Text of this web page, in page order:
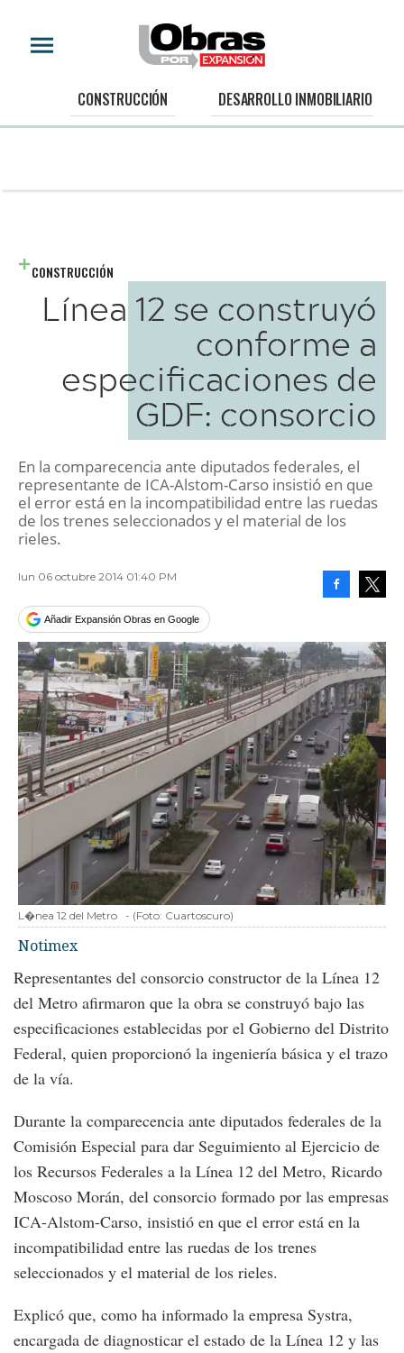
CONSTRUCCIÓN DESARROLLO INMOBILIARIO
CONSTRUCCIÓN
Línea 12 se construyó
conforme a
especificaciones de
GDF: consorcio
En la comparecencia ante diputados federales, el
representante de ICA-Alstom-Carso insistió en que
el error está en la incompatibilidad entre las ruedas
de los trenes seleccionados y el material de los
rieles.
lun 06 octubre 2014 01:40 PM
Añadir Expansión Obras en Google
L�nea 12 del Metro - (Foto: Cuartoscuro)
Notimex
Representantes del consorcio constructor de la Línea 12
del Metro afirmaron que la obra se construyó bajo las
especificaciones establecidas por el Gobierno del Distrito
Federal, quien proporcionó la ingeniería básica y el trazo
de la vía.
Durante la comparecencia ante diputados federales de la
Comisión Especial para dar Seguimiento al Ejercicio de
los Recursos Federales a la Línea 12 del Metro, Ricardo
Moscoso Morán, del consorcio formado por las empresas
ICA-Alstom-Carso, insistió en que el error está en la
incompatibilidad entre las ruedas de los trenes
seleccionados y el material de los rieles.
Explicó que, como ha informado la empresa Systra,
encargada de diagnosticar el estado de la Línea 12 y las